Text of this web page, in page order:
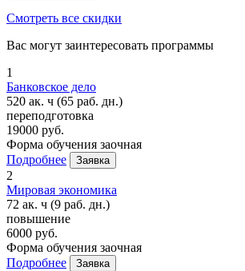
Смотреть все скидки
Вас могут заинтересовать программы
1
Банковское дело
520 ак. ч (65 раб. дн.)
переподготовка
19000 руб.
Форма обучения заочная
Подробнее
Заявка
2
Мировая экономика
72 ак. ч (9 раб. дн.)
повышение
6000 руб.
Форма обучения заочная
Подробнее
Заявка